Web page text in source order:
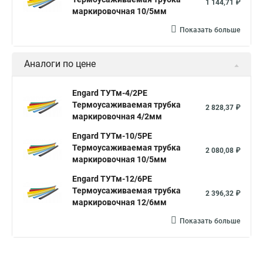
маркировочная 10/5мм
1 144,71 ₽
Показать больше
Аналоги по цене
Engard ТУТм-4/2PE
Термоусаживаемая трубка
маркировочная 4/2мм
2 828,37 ₽
Engard ТУТм-10/5PE
Термоусаживаемая трубка
маркировочная 10/5мм
2 080,08 ₽
Engard ТУТм-12/6PE
Термоусаживаемая трубка
маркировочная 12/6мм
2 396,32 ₽
Показать больше